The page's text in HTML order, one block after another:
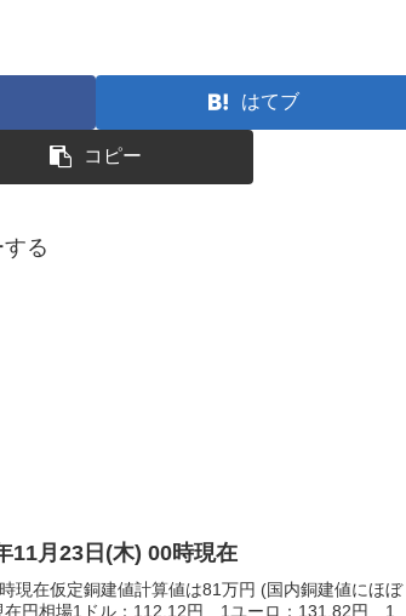
はてブ
コピー
る
11月23日(木) 00時現在
現在仮定銅建値計算値は81万円 (国内銅建値にほぼ
在円相場1ドル：112.12円 1ユーロ：131.82円 1